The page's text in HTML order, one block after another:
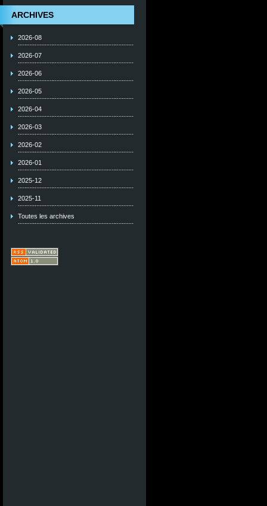
ARCHIVES
2026-08
2026-07
2026-06
2026-05
2026-04
2026-03
2026-02
2026-01
2025-12
2025-11
Toutes les archives